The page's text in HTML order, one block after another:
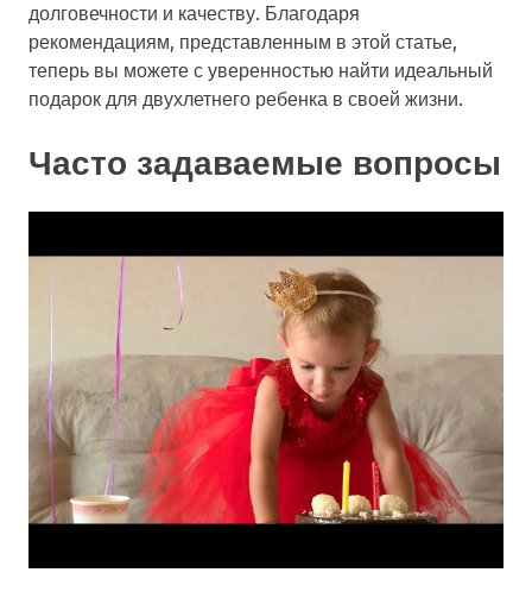
долговечности и качеству. Благодаря
рекомендациям, представленным в этой статье,
теперь вы можете с уверенностью найти идеальный
подарок для двухлетнего ребенка в своей жизни.
Часто задаваемые вопросы